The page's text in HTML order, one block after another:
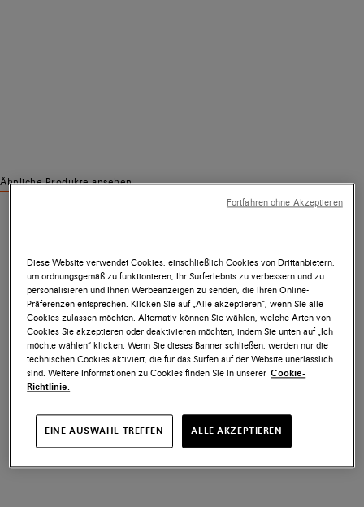
Ähnliche Produkte ansehen
Diese Website verwendet Cookies, einschließlich Cookies von Drittanbietern,
um ordnungsgemäß zu funktionieren, Ihr Surferlebnis zu verbessern und zu
personalisieren und Ihnen Werbeanzeigen zu senden, die Ihren Online-
Präferenzen entsprechen. Klicken Sie auf „Alle akzeptieren“, wenn Sie alle
Cookies zulassen möchten. Alternativ können Sie wählen, welche Arten von
Cookies Sie akzeptieren oder deaktivieren möchten, indem Sie unten auf „Ich
möchte wählen“ klicken. Wenn Sie dieses Banner schließen, werden nur die
technischen Cookies aktiviert, die für das Surfen auf der Website unerlässlich
sind. Weitere Informationen zu Cookies finden Sie in unserer Cookie-
Richtlinie.
EINE AUSWAHL TREFFEN ALLE AKZEPTIEREN
Fortfahren ohne Akzeptieren